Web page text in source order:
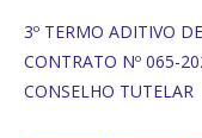
3º TERMO ADITIVO
CONTRATO Nº 065-
CONSELHO TUTELAR